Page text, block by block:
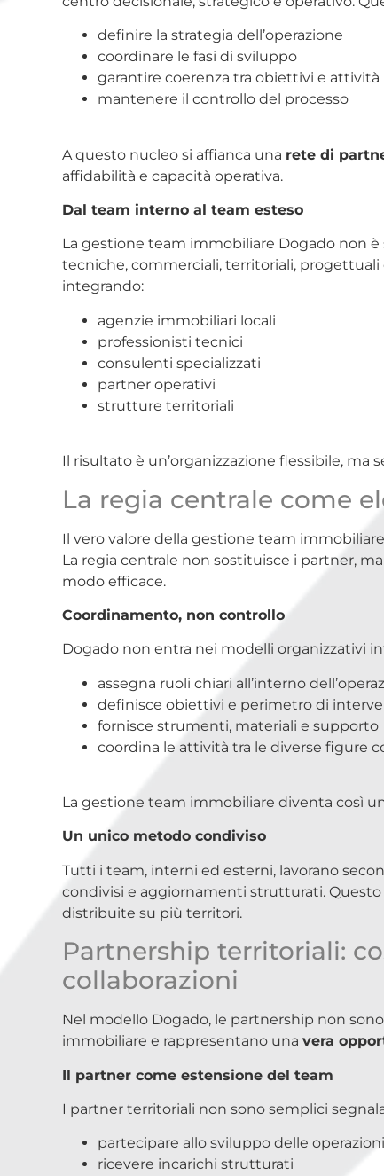
definire la strategia dell’operazione
coordinare le fasi di sviluppo
garantire coerenza tra obiettivi e attività
mantenere il controllo del processo
A questo nucleo si affianca una rete di
affidabilità e capacità operativa.
Dal team interno al team esteso
La gestione team immobiliare Dogado non
tecniche, commerciali, territoriali,
integrando:
agenzie immobiliari locali
professionisti tecnici
consulenti specializzati
partner operativi
strutture territoriali
Il risultato è un’organizzazione flessibile, ma
La regia centrale come
Il vero valore della gestione team
La regia centrale non sostituisce i partner,
modo efficace.
Coordinamento, non controllo
Dogado non entra nei modelli organizzativi
assegna ruoli chiari all’interno
definisce obiettivi e perimetro di
fornisce strumenti, materiali e supporto
coordina le attività tra le diverse figure
La gestione team immobiliare diventa così
Un unico metodo condiviso
Tutti i team, interni ed esterni, lavorano
condivisi e aggiornamenti strutturati.
distribuite su più territori.
Partnership territoriali:
collaborazioni
Nel modello Dogado, le partnership non
immobiliare e rappresentano una vera
Il partner come estensione del team
I partner territoriali non sono semplici
partecipare allo sviluppo delle operazioni
ricevere incarichi strutturati